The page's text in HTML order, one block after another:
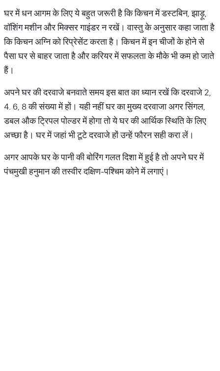
घर में धन आगम के लिए ये बहुत जरूरी है कि किचन में डस्टबिन, झाड़ू,
वॉशिंग मशीन और मिक्सर गाइंडर न रखें। वास्तु के अनुसार कहा जाता है
कि किचन अग्नि को रिप्रेसेंट करता है। किचन में इन चीजों के होने से
पैसा घर से बाहर जाता है और करियर में सफलता के मौके भी कम हो जाते
हैं।
अपने घर की दरवाजे बनवाते समय इस बात का ध्यान रखें कि दरवाजे 2,
4. 6, 8 की संख्या में हों। यही नहीं घर का मुख्य दरवाजा अगर सिंगल,
डबल औक ट्रिपल पोल्डर में होगा तो ये घर की आर्थिक स्थिति के लिए
अच्छा है। घर में जहां भी टूटे दरवाजे हों उन्हें फौरन सही करा लें।
अगर आपके घर के पानी की बोरिंग गलत दिशा में हुई है तो अपने घर में
पंचमुखी हनुमान की तस्वीर दक्षिण-पश्चिम कोने में लगाएं।